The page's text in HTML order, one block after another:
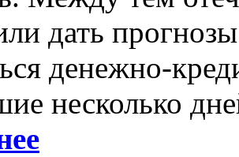
дать
денежно-
несколько